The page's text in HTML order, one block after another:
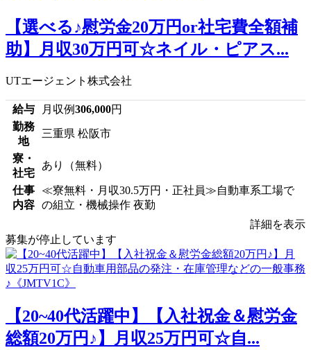
【選べる♪慰労金20万円or社宅費全額補
助】月収30万円可☆ネイル・ピアス...
UTエージェント株式会社
給与 月収例306,000円
勤務
地
三重県 松阪市
寮・
社宅
あり（無料）
仕事
内容
≪寮無料・月収30.5万円・正社員≫自動車系工場で
の組立・機械操作 夜勤
詳細を表示
募集が停止しています
【20~40代活躍中】【入社祝金＆慰労金
総額20万円♪】月収25万円可☆自...